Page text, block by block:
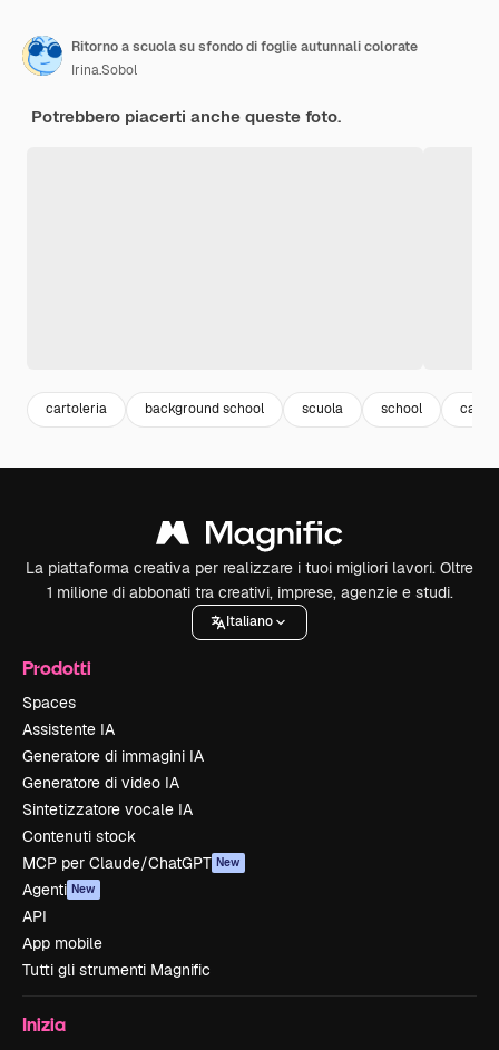
Ritorno a scuola su sfondo di foglie autunnali colorate
Irina.Sobol
Potrebbero piacerti anche queste foto.
cartoleria background school scuola school carta
La piattaforma creativa per realizzare i tuoi migliori lavori. Oltre
1 milione di abbonati tra creativi, imprese, agenzie e studi.
Italiano
Prodotti
Spaces
Assistente IA
Generatore di immagini IA
Generatore di video IA
Sintetizzatore vocale IA
Contenuti stock
MCP per Claude/ChatGPT New
Agenti New
API
App mobile
Tutti gli strumenti Magnific
Inizia